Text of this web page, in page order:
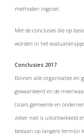
methoden ingezet.
Met de conclusies die op
worden in het
Conclusies 2017
Binnen alle organisaties en
gewaardeerd en de
(zoals gemeente en
zeker niet is uitontwikkeld
bestaan op langere termijn